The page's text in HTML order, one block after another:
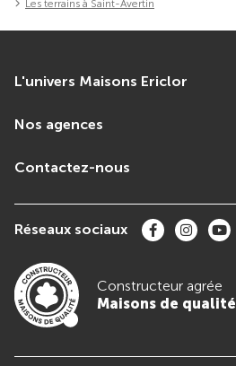
Les terrains à Saint-Avertin
L'univers Maisons Ericlor
Nos agences
Contactez-nous
Réseaux sociaux
Constructeur agrée
Maisons de qualité